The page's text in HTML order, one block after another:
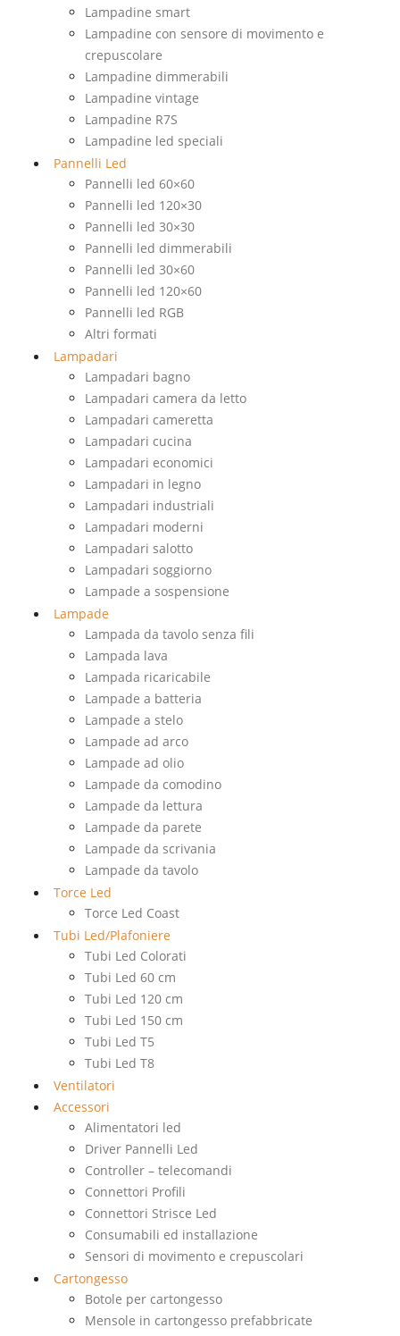
Lampadine smart
Lampadine con sensore di movimento e
crepuscolare
Lampadine dimmerabili
Lampadine vintage
Lampadine R7S
Lampadine led speciali
Pannelli Led
Pannelli led 60×60
Pannelli led 120×30
Pannelli led 30×30
Pannelli led dimmerabili
Pannelli led 30×60
Pannelli led 120×60
Pannelli led RGB
Altri formati
Lampadari
Lampadari bagno
Lampadari camera da letto
Lampadari cameretta
Lampadari cucina
Lampadari economici
Lampadari in legno
Lampadari industriali
Lampadari moderni
Lampadari salotto
Lampadari soggiorno
Lampade a sospensione
Lampade
Lampada da tavolo senza fili
Lampada lava
Lampada ricaricabile
Lampade a batteria
Lampade a stelo
Lampade ad arco
Lampade ad olio
Lampade da comodino
Lampade da lettura
Lampade da parete
Lampade da scrivania
Lampade da tavolo
Torce Led
Torce Led Coast
Tubi Led/Plafoniere
Tubi Led Colorati
Tubi Led 60 cm
Tubi Led 120 cm
Tubi Led 150 cm
Tubi Led T5
Tubi Led T8
Ventilatori
Accessori
Alimentatori led
Driver Pannelli Led
Controller – telecomandi
Connettori Profili
Connettori Strisce Led
Consumabili ed installazione
Sensori di movimento e crepuscolari
Cartongesso
Botole per cartongesso
Mensole in cartongesso prefabbricate